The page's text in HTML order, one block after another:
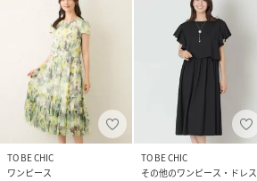
TO BE CHIC
ワンピース
TO BE CHIC
その他のワンピース・ドレス